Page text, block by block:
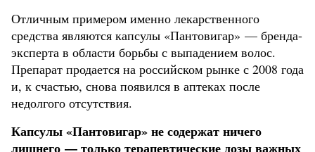
Отличным примером именно лекарственного
средства являются капсулы «Пантовигар» — бренда-
эксперта в области борьбы с выпадением волос.
Препарат продается на российском рынке с 2008 года
и, к счастью, снова появился в аптеках после
недолгого отсутствия.
Капсулы «Пантовигар» не содержат ничего
лишнего — только терапевтические дозы важных